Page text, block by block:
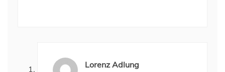
Lorenz Adlung